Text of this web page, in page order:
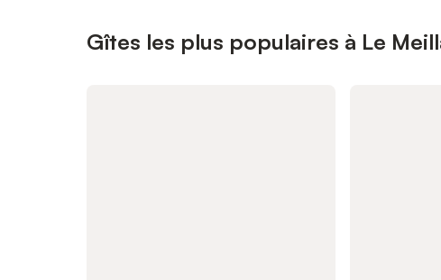
Gîtes les plus populaires à Le